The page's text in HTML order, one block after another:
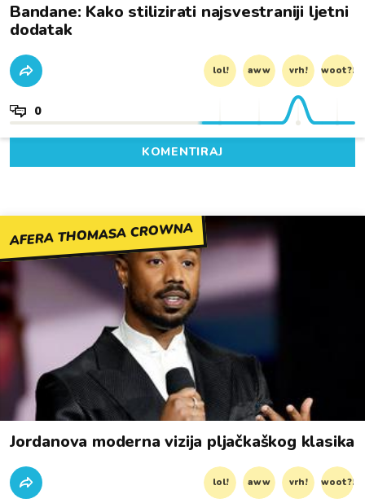
Bandane: Kako stilizirati najsvestraniji ljetni
dodatak
lol! aww vrh! woot?!
0
KOMENTIRAJ
AFERA THOMASA CROWNA
Jordanova moderna vizija pljačkaškog klasika
lol! aww vrh! woot?!